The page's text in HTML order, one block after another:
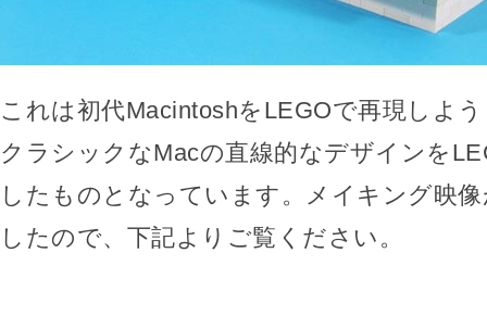
これは初代MacintoshをLEGOで再現しよ
クラシックなMacの直線的なデザインを
したものとなっています。メイキング映
したので、下記よりご覧ください。